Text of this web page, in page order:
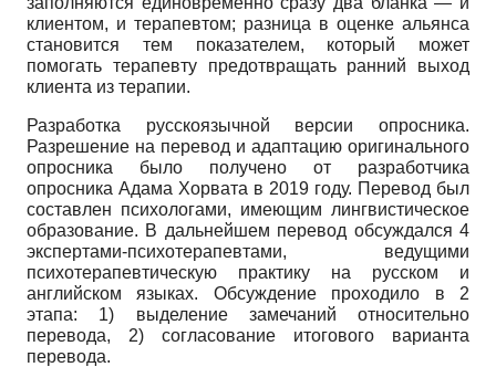
клиентом, и терапевтом; разница в оценке альянса
становится тем показателем, который может
помогать терапевту предотвращать ранний выход
клиента из терапии.
Разработка русскоязычной версии опросника.
Разрешение на перевод и адаптацию оригинального
опросника было получено от разработчика
опросника Адама Хорвата в 2019 году. Перевод был
составлен психологами, имеющим лингвистическое
образование. В дальнейшем перевод обсуждался 4
экспертами-психотерапевтами, ведущими
психотерапевтическую практику на русском и
английском языках. Обсуждение проходило в 2
этапа: 1) выделение замечаний относительно
перевода, 2) согласование итогового варианта
перевода.